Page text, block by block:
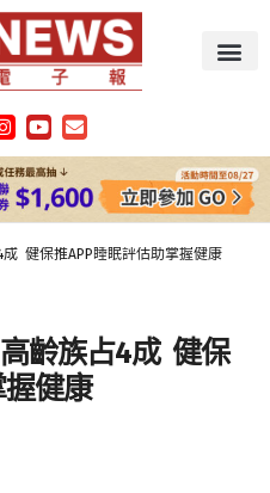
健保推APP睡眠評估助掌握健康
齡族占4成 健保
健康